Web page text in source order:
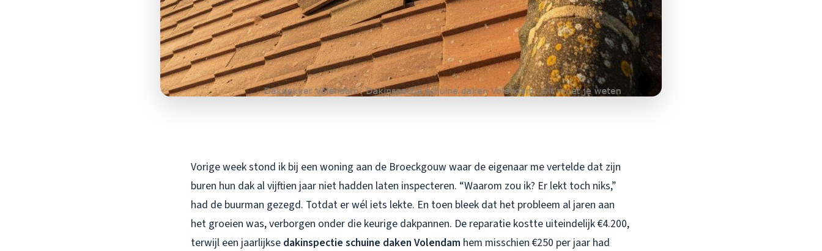
Vorige week stond ik bij een woning aan de Broeckgouw waar de eigenaar me vertelde dat zijn
buren hun dak al vijftien jaar niet hadden laten inspecteren. “Waarom zou ik? Er lekt toch niks,”
had de buurman gezegd. Totdat er wél iets lekte. En toen bleek dat het probleem al jaren aan
het groeien was, verborgen onder die keurige dakpannen. De reparatie kostte uiteindelijk €4.200,
terwijl een jaarlijkse dakinspectie schuine daken Volendam hem misschien €250 per jaar had